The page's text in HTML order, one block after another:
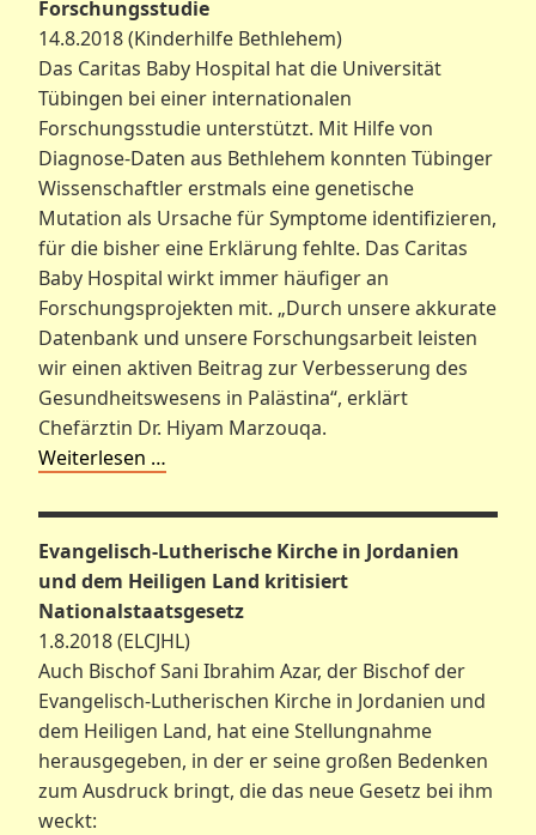
Forschungsstudie
14.8.2018 (Kinderhilfe Bethlehem)
Das Caritas Baby Hospital hat die Universität
Tübingen bei einer internationalen
Forschungsstudie unterstützt. Mit Hilfe von
Diagnose-Daten aus Bethlehem konnten Tübinger
Wissenschaftler erstmals eine genetische
Mutation als Ursache für Symptome identifizieren,
für die bisher eine Erklärung fehlte. Das Caritas
Baby Hospital wirkt immer häufiger an
Forschungsprojekten mit. „Durch unsere akkurate
Datenbank und unsere Forschungsarbeit leisten
wir einen aktiven Beitrag zur Verbesserung des
Gesundheitswesens in Palästina“, erklärt
Chefärztin Dr. Hiyam Marzouqa.
Weiterlesen …
Evangelisch-Lutherische Kirche in Jordanien
und dem Heiligen Land kritisiert
Nationalstaatsgesetz
1.8.2018 (ELCJHL)
Auch Bischof Sani Ibrahim Azar, der Bischof der
Evangelisch-Lutherischen Kirche in Jordanien und
dem Heiligen Land, hat eine Stellungnahme
herausgegeben, in der er seine großen Bedenken
zum Ausdruck bringt, die das neue Gesetz bei ihm
weckt: